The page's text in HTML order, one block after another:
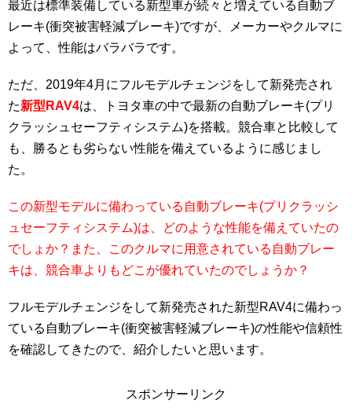
最近は標準装備している新型車が続々と増えている自動ブ
レーキ(衝突被害軽減ブレーキ)ですが、メーカーやクルマに
よって、性能はバラバラです。
ただ、2019年4月にフルモデルチェンジをして新発売され
た新型RAV4は、トヨタ車の中で最新の自動ブレーキ(プリ
クラッシュセーフティシステム)を搭載。競合車と比較して
も、勝るとも劣らない性能を備えているように感じまし
た。
この新型モデルに備わっている自動ブレーキ(プリクラッシ
ュセーフティシステム)は、どのような性能を備えていたの
でしょか？また、このクルマに用意されている自動ブレー
キは、競合車よりもどこが優れていたのでしょうか？
フルモデルチェンジをして新発売された新型RAV4に備わっ
ている自動ブレーキ(衝突被害軽減ブレーキ)の性能や信頼性
を確認してきたので、紹介したいと思います。
スポンサーリンク